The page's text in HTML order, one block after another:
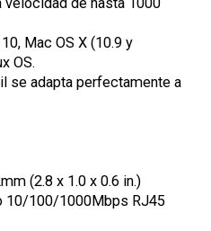
Mac OS X (10.9 y
OS.
se adapta perfectamente a
(2.8 x 1.0 x 0.6 in.)
10/100/1000Mbps RJ45